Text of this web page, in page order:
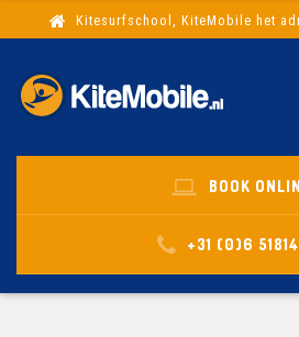
Kitesurfschool, KiteMobile het
BOOK
+31 (0)6